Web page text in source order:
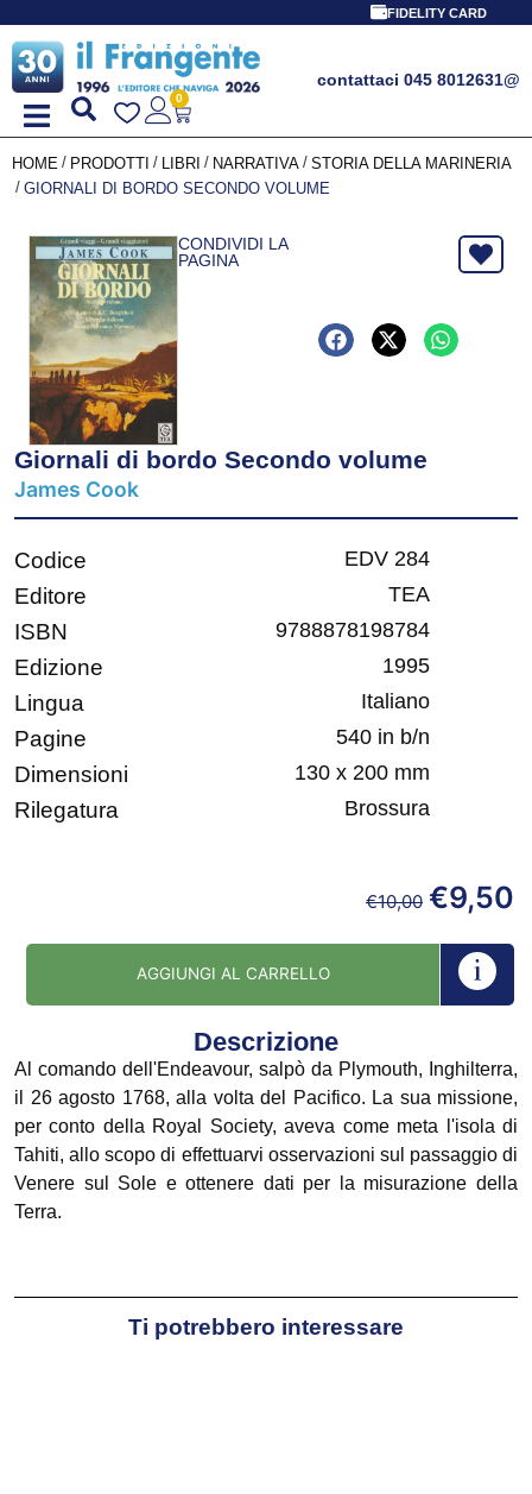
FIDELITY CARD
contattaci 045 8012631@
0
HOME / PRODOTTI / LIBRI / NARRATIVA / STORIA DELLA MARINERIA
/ GIORNALI DI BORDO SECONDO VOLUME
CONDIVIDI LA
PAGINA
Giornali di bordo Secondo volume
James Cook
Codice EDV 284
Editore TEA
ISBN 9788878198784
Edizione 1995
Lingua Italiano
Pagine 540 in b/n
Dimensioni 130 x 200 mm
Rilegatura Brossura
€10,00 €9,50
AGGIUNGI AL CARRELLO
Descrizione
Al comando dell'Endeavour, salpò da Plymouth, Inghilterra,
il 26 agosto 1768, alla volta del Pacifico. La sua missione,
per conto della Royal Society, aveva come meta l'isola di
Tahiti, allo scopo di effettuarvi osservazioni sul passaggio di
Venere sul Sole e ottenere dati per la misurazione della
Terra.
Ti potrebbero interessare